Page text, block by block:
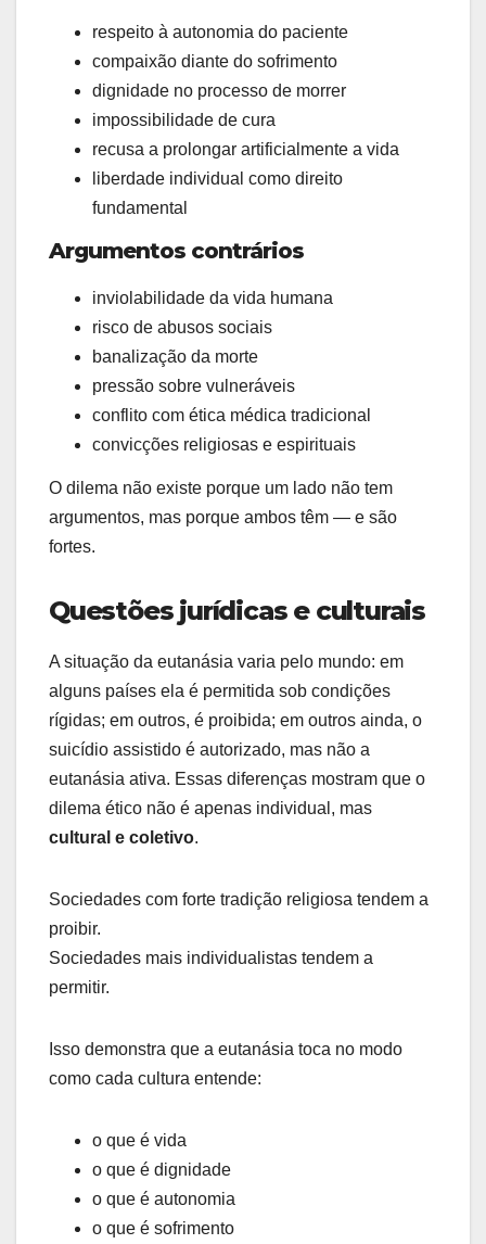
respeito à autonomia do paciente
compaixão diante do sofrimento
dignidade no processo de morrer
impossibilidade de cura
recusa a prolongar artificialmente a vida
liberdade individual como direito
fundamental
Argumentos contrários
inviolabilidade da vida humana
risco de abusos sociais
banalização da morte
pressão sobre vulneráveis
conflito com ética médica tradicional
convicções religiosas e espirituais
O dilema não existe porque um lado não tem
argumentos, mas porque ambos têm — e são
fortes.
Questões jurídicas e culturais
A situação da eutanásia varia pelo mundo: em
alguns países ela é permitida sob condições
rígidas; em outros, é proibida; em outros ainda, o
suicídio assistido é autorizado, mas não a
eutanásia ativa. Essas diferenças mostram que o
dilema ético não é apenas individual, mas
cultural e coletivo.
Sociedades com forte tradição religiosa tendem a
proibir.
Sociedades mais individualistas tendem a
permitir.
Isso demonstra que a eutanásia toca no modo
como cada cultura entende:
o que é vida
o que é dignidade
o que é autonomia
o que é sofrimento